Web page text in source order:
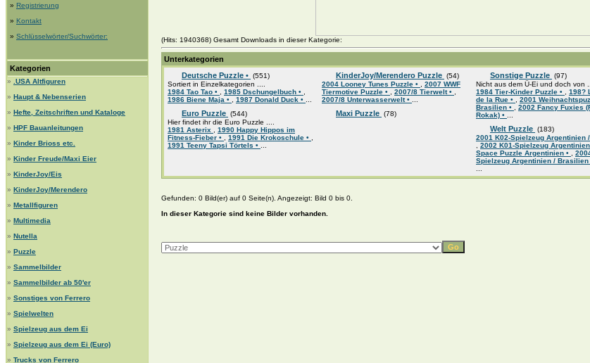
» Registrierung
» Kontakt
» Schlüsselwörter/Suchwörter:
Kategorien
»
.USA Altfiguren
» Haupt & Nebenserien
» Hefte, Zeitschriften und Kataloge
» HPF Bauanleitungen
» Kinder Brioss etc.
» Kinder Freude/Maxi Eier
» KinderJoy/Eis
» KinderJoy/Merendero
» Metallfiguren
» Multimedia
» Nutella
» Puzzle
» Sammelbilder
» Sammelbilder ab 50'er
» Sonstiges von Ferrero
» Spielwelten
» Spielzeug aus dem Ei
» Spielzeug aus dem Ei (Euro)
» Trucks von Ferrero
(Hits: 1940368) Gesamt Downloads in dieser Kategorie:
Unterkategorien
Deutsche Puzzle • (551)
Sortiert in Einzelkategorien ....
1984 Tao Tao •
1985 Dschungelbuch •
1986 Biene Maja •
1987 Donald Duck •
Euro Puzzle (544)
Hier findet ihr die Euro Puzzle ....
1981 Asterix
1990 Happy Hippos im
Fitness-Fieber •
1991 Die Krokoschule •
1991 Teeny Tapsi Törtels •
KinderJoy/Merendero Puzzle (54)
2004 Looney Tunes Puzzle •
2007 WWF
Tiermotive Puzzle •
2007/8 Tierwelt •
2007/8 Unterwasserwelt •
Maxi Puzzle (78)
Sonstige Puzzle (97)
Nicht aus dem Ü-Ei und doch von
1984 Tier-Kinder Puzzle •
198?
de la Rue •
2001
Brasilien •
2002 Fancy Fuxies
Rokak) •
Welt Puzzle (183)
2001 K02-Spielzeug Argentinien
2002 K01-Spielzeug Argentinien
Space Puzzle Argentinien •
Spielzeug Argentinien / Brasilien
Gefunden: 0 Bild(er) auf 0 Seite(n). Angezeigt: Bild 0 bis 0.
In dieser Kategorie sind keine Bilder vorhanden.